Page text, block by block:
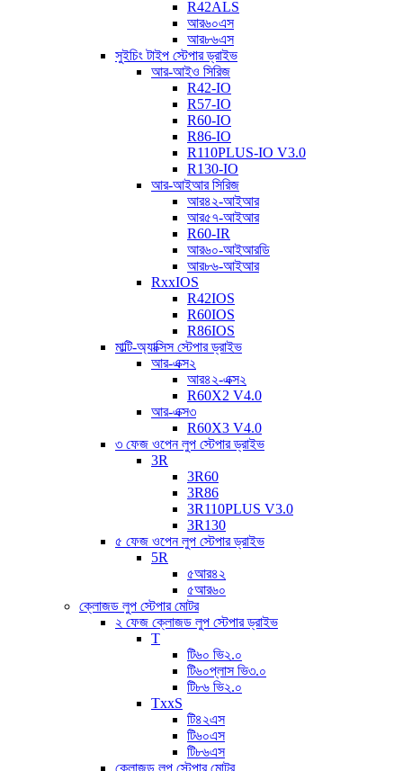
R42ALS
আর৬০এস
আর৮৬এস
সুইচিং টাইপ স্টেপার ড্রাইভ
আর-আইও সিরিজ
R42-IO
R57-IO
R60-IO
R86-IO
R110PLUS-IO V3.0
R130-IO
আর-আইআর সিরিজ
আর৪২-আইআর
আর৫৭-আইআর
R60-IR
আর৬০-আইআরডি
আর৮৬-আইআর
RxxIOS
R42IOS
R60IOS
R86IOS
মাল্টি-অ্যাক্সিস স্টেপার ড্রাইভ
আর-এক্স২
আর৪২-এক্স২
R60X2 V4.0
আর-এক্স৩
R60X3 V4.0
৩ ফেজ ওপেন লুপ স্টেপার ড্রাইভ
3R
3R60
3R86
3R110PLUS V3.0
3R130
৫ ফেজ ওপেন লুপ স্টেপার ড্রাইভ
5R
৫আর৪২
৫আর৬০
ক্লোজড লুপ স্টেপার মোটর
২ ফেজ ক্লোজড লুপ স্টেপার ড্রাইভ
T
টি৬০ ভি২.০
টি৬০প্লাস ভি৩.০
টি৮৬ ভি২.০
TxxS
টি৪২এস
টি৬০এস
টি৮৬এস
ক্লোজড লুপ স্টেপার মোটর